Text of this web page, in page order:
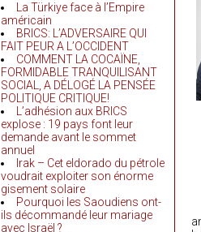
La Türkiye face à l’Empire
américain
BRICS: L’ADVERSAIRE QUI
FAIT PEUR A L’OCCIDENT
COMMENT LA COCAÏNE,
FORMIDABLE TRANQUILISANT
SOCIAL, A DÉLOGÉ LA PENSÉE
POLITIQUE CRITIQUE!
L’adhésion aux BRICS
explose : 19 pays font leur
demande avant le sommet
annuel
Irak – Cet eldorado du pétrole
voudrait exploiter son énorme
gisement solaire
Pourquoi les Saoudiens ont-
ils décommandé leur mariage
avec Israël ?